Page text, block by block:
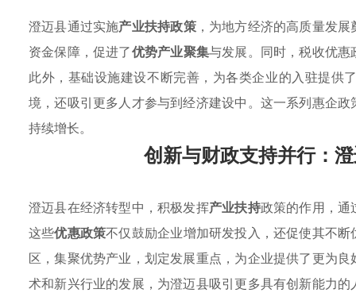
澄迈县通过实施产业扶持政策，为地方经济的高质量发
资金保障，促进了优势产业聚集与发展。同时，税收优
此外，基础设施建设不断完善，为各类企业的入驻提供
境，还吸引更多人才参与到经济建设中。这一系列惠企
持续增长。
创新与财政支持并行：
澄迈县在经济转型中，积极发挥产业扶持政策的作用，通
这些优惠政策不仅鼓励企业增加研发投入，还促使其不
区，集聚优势产业，划定发展重点，为企业提供了更为
术和新兴行业的发展，为澄迈县吸引更多具有创新能力